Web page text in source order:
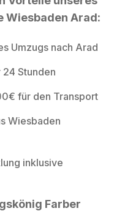
Wiesbaden Arad:
Umzugs nach Arad
Stunden
für den Transport
Wiesbaden
inklusive
Farber